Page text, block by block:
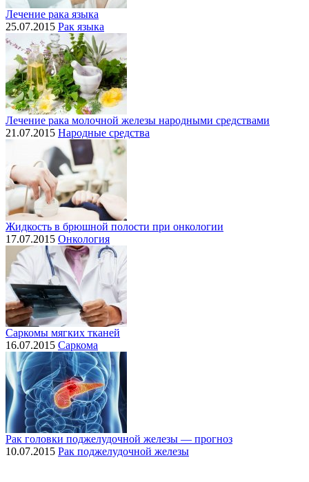
Лечение рака языка
25.07.2015 Рак языка
Лечение рака молочной железы народными средствами
21.07.2015 Народные средства
Жидкость в брюшной полости при онкологии
17.07.2015 Онкология
Саркомы мягких тканей
16.07.2015 Саркома
Рак головки поджелудочной железы — прогноз
10.07.2015 Рак поджелудочной железы